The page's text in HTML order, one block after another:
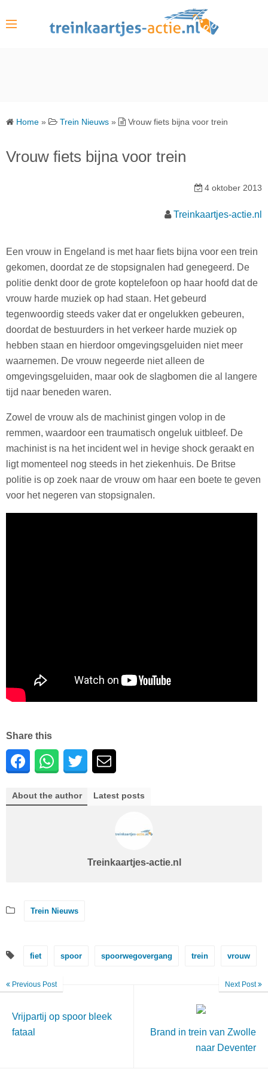
Home » Trein Nieuws » Vrouw fiets bijna voor trein
Vrouw fiets bijna voor trein
4 oktober 2013
Treinkaartjes-actie.nl
Een vrouw in Engeland is met haar fiets bijna voor een trein
gekomen, doordat ze de stopsignalen had genegeerd. De
politie denkt door de grote koptelefoon op haar hoofd dat de
vrouw harde muziek op had staan. Het gebeurd
tegenwoordig steeds vaker dat er ongelukken gebeuren,
doordat de bestuurders in het verkeer harde muziek op
hebben staan en hierdoor omgevingsgeluiden niet meer
waarnemen. De vrouw negeerde niet alleen de
omgevingsgeluiden, maar ook de slagbomen die al langere
tijd naar beneden waren.
Zowel de vrouw als de machinist gingen volop in de
remmen, waardoor een traumatisch ongeluk uitbleef. De
machinist is na het incident wel in hevige shock geraakt en
ligt momenteel nog steeds in het ziekenhuis. De Britse
politie is op zoek naar de vrouw om haar een boete te geven
voor het negeren van stopsignalen.
Share this
About the author Latest posts
Treinkaartjes-actie.nl
Trein Nieuws
fiet spoor spoorwegovergang trein vrouw
Previous Post
Vrijpartij op spoor bleek
fataal
Next Post
Brand in trein van Zwolle
naar Deventer